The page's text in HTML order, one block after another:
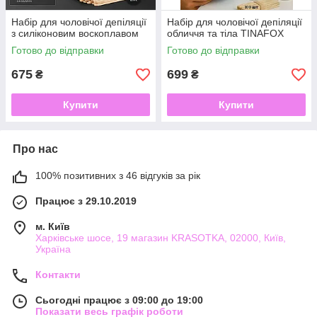
Набір для чоловічої депіляції
з силіконовим воскоплавом
Готово до відправки
675 ₴
Купити
Набір для чоловічої депіляції
обличчя та тіла TINAFOX
Готово до відправки
699 ₴
Купити
Про нас
100% позитивних з 46 відгуків за рік
Працює з 29.10.2019
м. Київ
Харківське шосе, 19 магазин KRASOTKA, 02000, Київ,
Україна
Контакти
Сьогодні працює з 09:00 до 19:00
Показати весь графік роботи